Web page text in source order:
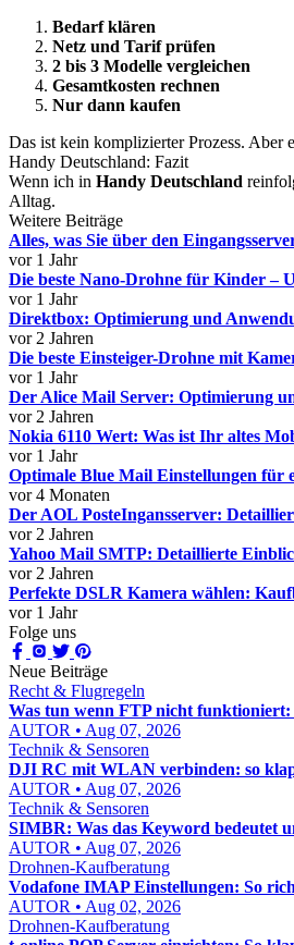
Bedarf klären
Netz und Tarif prüfen
2 bis 3 Modelle vergleichen
Gesamtkosten rechnen
Nur dann kaufen
Das ist kein komplizierter Prozess. Aber
Handy Deutschland: Fazit
Wenn ich in Handy Deutschland
Alltag.
Weitere Beiträge
Alles, was Sie über den
vor 1 Jahr
Die beste Nano-Drohne für Kinder –
vor 1 Jahr
Direktbox: Optimierung und
vor 2 Jahren
Die beste Einsteiger-Drohne mit
vor 1 Jahr
Der Alice Mail Server: Optimierung
vor 2 Jahren
Nokia 6110 Wert: Was ist Ihr altes
vor 1 Jahr
Optimale Blue Mail Einstellungen für
vor 4 Monaten
Der AOL PosteIngansserver:
vor 2 Jahren
Yahoo Mail SMTP: Detaillierte
vor 2 Jahren
Perfekte DSLR Kamera wählen:
vor 1 Jahr
Folge uns
Neue Beiträge
Recht & Flugregeln
Was tun wenn FTP nicht funktioniert:
AUTOR • Aug 07, 2026
Technik & Sensoren
DJI RC mit WLAN verbinden: so
AUTOR • Aug 07, 2026
Technik & Sensoren
SIMBR: Was das Keyword bedeutet
AUTOR • Aug 07, 2026
Drohnen-Kaufberatung
Vodafone IMAP Einstellungen: So
AUTOR • Aug 02, 2026
Drohnen-Kaufberatung